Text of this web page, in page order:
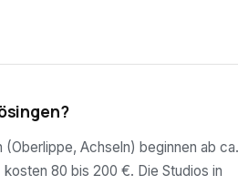
Achseln) beginnen ab ca.
80 bis 200 €. Die Studios in